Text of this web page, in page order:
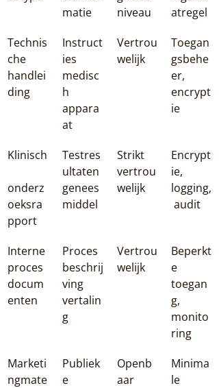
matie
niveau
atregel
Technis
che
handlei
ding
Instruct
ies
medisc
h
appara
at
Vertrou
welijk
Toegan
gsbehe
er,
encrypt
ie
Klinisch
onderz
oeksra
pport
Testres
ultaten
genees
middel
Strikt
vertrou
welijk
Encrypt
ie,
logging,
audit
Interne
proces
docum
enten
Proces
beschrij
ving
vertalin
g
Vertrou
welijk
Beperkt
e
toegan
g,
monito
ring
Marketi
ngmate
Publiek
e
Openb
aar
Minima
le